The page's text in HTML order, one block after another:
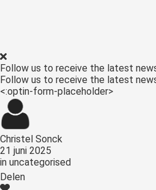
Follow us to receive the latest
Follow us to receive the latest
<:optin-form-placeholder>
Christel Sonck
21 juni 2025
in uncategorised
Delen